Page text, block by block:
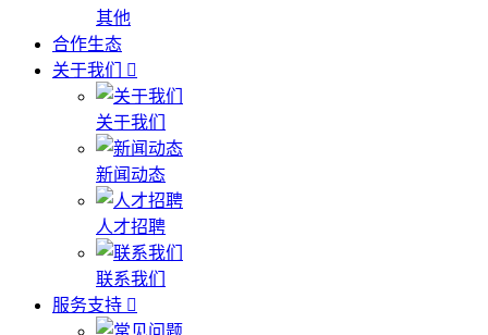
其他
合作生态
关于我们
关于我们
新闻动态
人才招聘
联系我们
服务支持